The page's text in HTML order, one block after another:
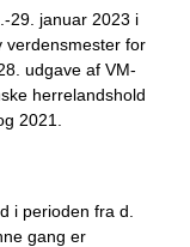
29. januar 2023 i
verdensmester for
udgave af VM-
herrelandshold
2021.
i perioden fra d.
gang er